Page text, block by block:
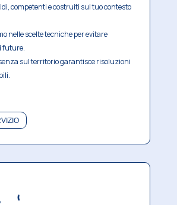
competenti e costruiti sul tuo contesto
nelle scelte tecniche per evitare
future.
sul territorio garantisce risoluzioni